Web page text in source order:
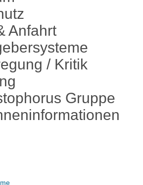
Anfahrt
/ Kritik
Gruppe